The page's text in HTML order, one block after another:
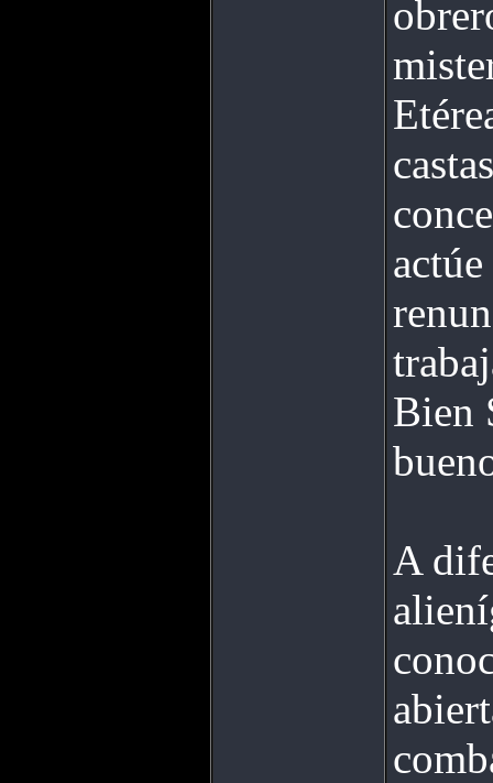
Bien
A